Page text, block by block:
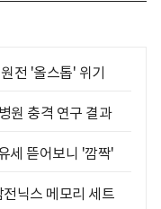
전 '올스톱' 위기
원 충격 연구 결과
세 뜯어보니 '깜짝'
닉스 메모리 세트